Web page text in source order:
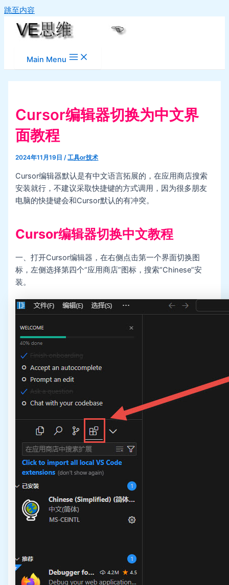
跳至内容
Main Menu
Cursor编辑器切换为中文界
面教程
2024年11月19日/工具or技术
Cursor编辑器默认是有中文语言拓展的，在应用商店搜索
安装就行，不建议采取快捷键的方式调用，因为很多朋友
电脑的快捷键会和Cursor默认的有冲突。
Cursor编辑器切换中文教程
一、打开Cursor编辑器，在右侧点击第一个界面切换图
标，左侧选择第四个“应用商店”图标，搜索“Chinese”安
装。